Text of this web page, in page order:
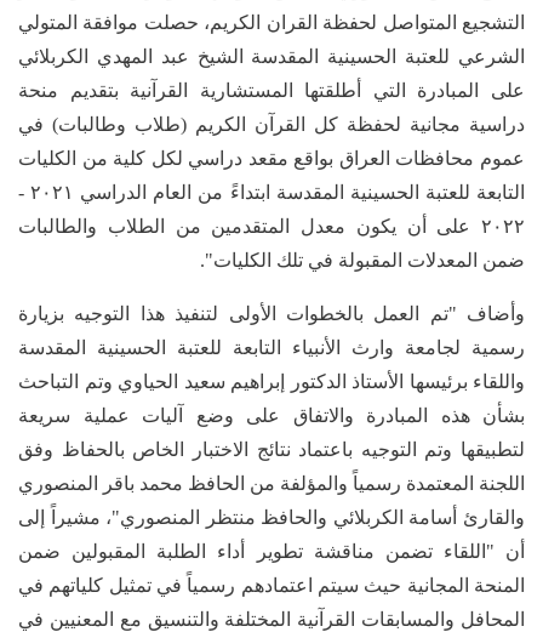
التشجيع المتواصل لحفظة القران الكريم، حصلت موافقة المتولي
الشرعي للعتبة الحسينية المقدسة الشيخ عبد المهدي الكربلائي
على المبادرة التي أطلقتها المستشارية القرآنية بتقديم منحة
دراسية مجانية لحفظة كل القرآن الكريم (طلاب وطالبات) في
عموم محافظات العراق بواقع مقعد دراسي لكل كلية من الكليات
التابعة للعتبة الحسينية المقدسة ابتداءً من العام الدراسي ٢٠٢١ -
٢٠٢٢ على أن يكون معدل المتقدمين من الطلاب والطالبات
ضمن المعدلات المقبولة في تلك الكليات".
وأضاف "تم العمل بالخطوات الأولى لتنفيذ هذا التوجيه بزيارة
رسمية لجامعة وارث الأنبياء التابعة للعتبة الحسينية المقدسة
واللقاء برئيسها الأستاذ الدكتور إبراهيم سعيد الحياوي وتم التباحث
بشأن هذه المبادرة والاتفاق على وضع آليات عملية سريعة
لتطبيقها وتم التوجيه باعتماد نتائج الاختبار الخاص بالحفاظ وفق
اللجنة المعتمدة رسمياً والمؤلفة من الحافظ محمد باقر المنصوري
والقارئ أسامة الكربلائي والحافظ منتظر المنصوري"، مشيراً إلى
أن "اللقاء تضمن مناقشة تطوير أداء الطلبة المقبولين ضمن
المنحة المجانية حيث سيتم اعتمادهم رسمياً في تمثيل كلياتهم في
المحافل والمسابقات القرآنية المختلفة والتنسيق مع المعنيين في